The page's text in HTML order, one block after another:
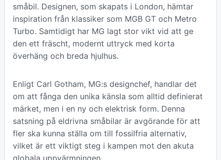
småbil. Designen, som skapats i London, hämtar
inspiration från klassiker som MGB GT och Metro
Turbo. Samtidigt har MG lagt stor vikt vid att ge
den ett fräscht, modernt uttryck med korta
överhäng och breda hjulhus.
Enligt Carl Gotham, MG:s designchef, handlar det
om att fånga den unika känsla som alltid definierat
märket, men i en ny och elektrisk form. Denna
satsning på eldrivna småbilar är avgörande för att
fler ska kunna ställa om till fossilfria alternativ,
vilket är ett viktigt steg i kampen mot den akuta